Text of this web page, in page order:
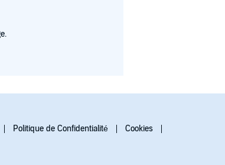
Politique de Confidentialité
Cookies